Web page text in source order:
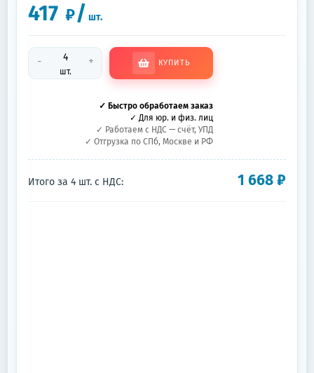
417 ₽/ шт.
-
шт.
+ КУПИТЬ
✓ Быстро обработаем заказ
✓ Для юр. и физ. лиц
✓ Работаем с НДС — счёт, УПД
✓ Отгрузка по СПб, Москве и РФ
Итого за 4 шт. с НДС: 1 668₽